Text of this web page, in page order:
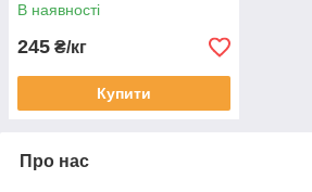
В наявності
245 ₴/кг
Купити
Про нас